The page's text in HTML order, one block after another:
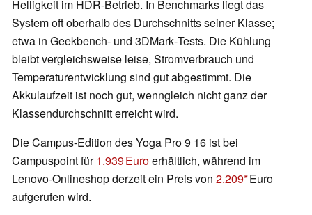
Helligkeit im HDR-Betrieb. In Benchmarks liegt das
System oft oberhalb des Durchschnitts seiner Klasse;
etwa in Geekbench‑ und 3DMark‑Tests. Die Kühlung
bleibt vergleichsweise leise, Stromverbrauch und
Temperaturentwicklung sind gut abgestimmt. Die
Akkulaufzeit ist noch gut, wenngleich nicht ganz der
Klassendurchschnitt erreicht wird.
Die Campus-Edition des Yoga Pro 9 16 ist bei
Campuspoint für1.939 Euroerhältlich, während im
Lenovo-Onlineshop derzeit ein Preis von 2.209 Euro
aufgerufen wird.